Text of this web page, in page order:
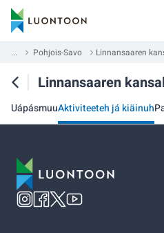
... Pohjois-Savo Linnansaaren
Linnansaaren
UápásmuuAktiviteeteh já kiäinuh